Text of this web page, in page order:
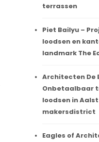
terrassen
Piet Bailyu –
loodsen en
landmark The
Architecten De
Onbetaalbaar
loodsen in
makersdistrict
Eagles of